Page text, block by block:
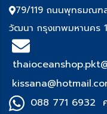
79/119 ถนนพุทธมณฑ
วัฒนา กรุงเทพมหานคร
088 771 6932